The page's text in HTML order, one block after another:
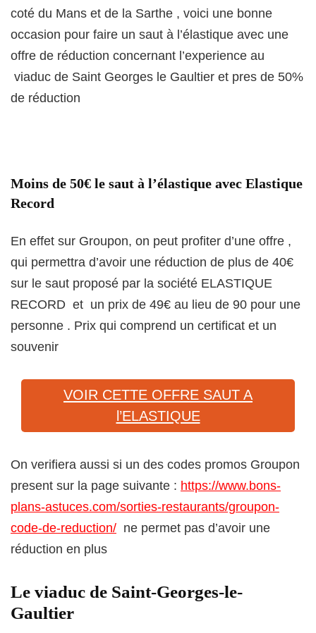
coté du Mans et de la Sarthe , voici une bonne
occasion pour faire un saut à l’élastique avec une
offre de réduction concernant l’experience au
viaduc de Saint Georges le Gaultier et pres de 50%
de réduction
Moins de 50€ le saut à l’élastique avec Elastique
Record
En effet sur Groupon, on peut profiter d’une offre ,
qui permettra d’avoir une réduction de plus de 40€
sur le saut proposé par la société ELASTIQUE
RECORD et un prix de 49€ au lieu de 90 pour une
personne . Prix qui comprend un certificat et un
souvenir
VOIR CETTE OFFRE SAUT A
l’ELASTIQUE
On verifiera aussi si un des codes promos Groupon
present sur la page suivante : https://www.bons-
plans-astuces.com/sorties-restaurants/groupon-
code-de-reduction/ ne permet pas d’avoir une
réduction en plus
Le viaduc de Saint-Georges-le-
Gaultier